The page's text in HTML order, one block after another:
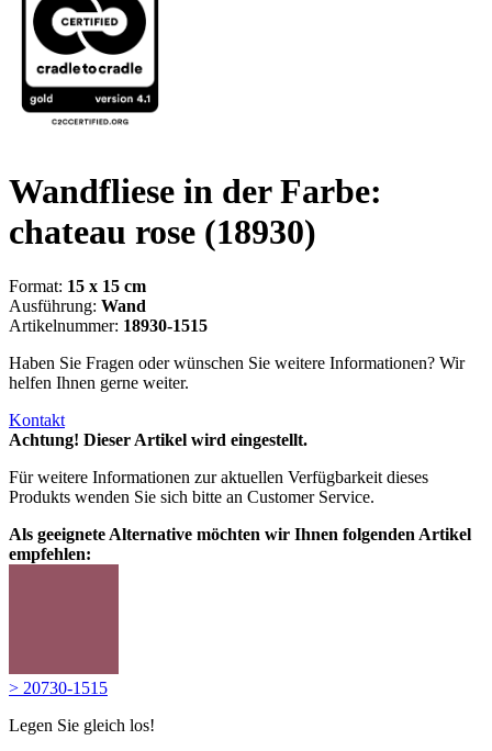
Wandfliese in der Farbe:
chateau rose (18930)
Format: 15 x 15 cm
Ausführung: Wand
Artikelnummer: 18930-1515
Haben Sie Fragen oder wünschen Sie weitere Informationen? Wir
helfen Ihnen gerne weiter.
Kontakt
Achtung! Dieser Artikel wird eingestellt.
Für weitere Informationen zur aktuellen Verfügbarkeit dieses
Produkts wenden Sie sich bitte an Customer Service.
Als geeignete Alternative möchten wir Ihnen folgenden Artikel
empfehlen:
> 20730-1515
Legen Sie gleich los!